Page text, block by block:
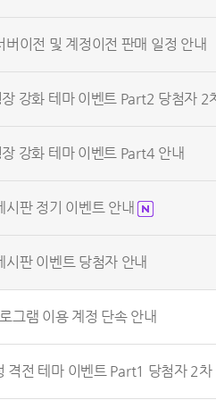
버이전 및 계정이전 판매 일정 안내
강화 테마 이벤트 Part2 당첨자 2
강화 테마 이벤트 Part4 안내
시판 정기 이벤트 안내
판 이벤트 당첨자 안내
그램 이용 계정 단속 안내
격전 테마 이벤트 Part1 당첨자 2차